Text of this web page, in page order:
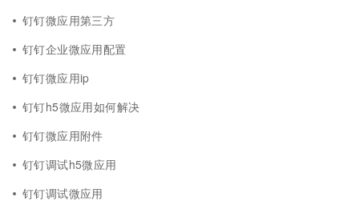
钉钉微应用第三方
钉钉企业微应用配置
钉钉微应用ip
钉钉h5微应用如何解决
钉钉微应用附件
钉钉调试h5微应用
钉钉调试微应用